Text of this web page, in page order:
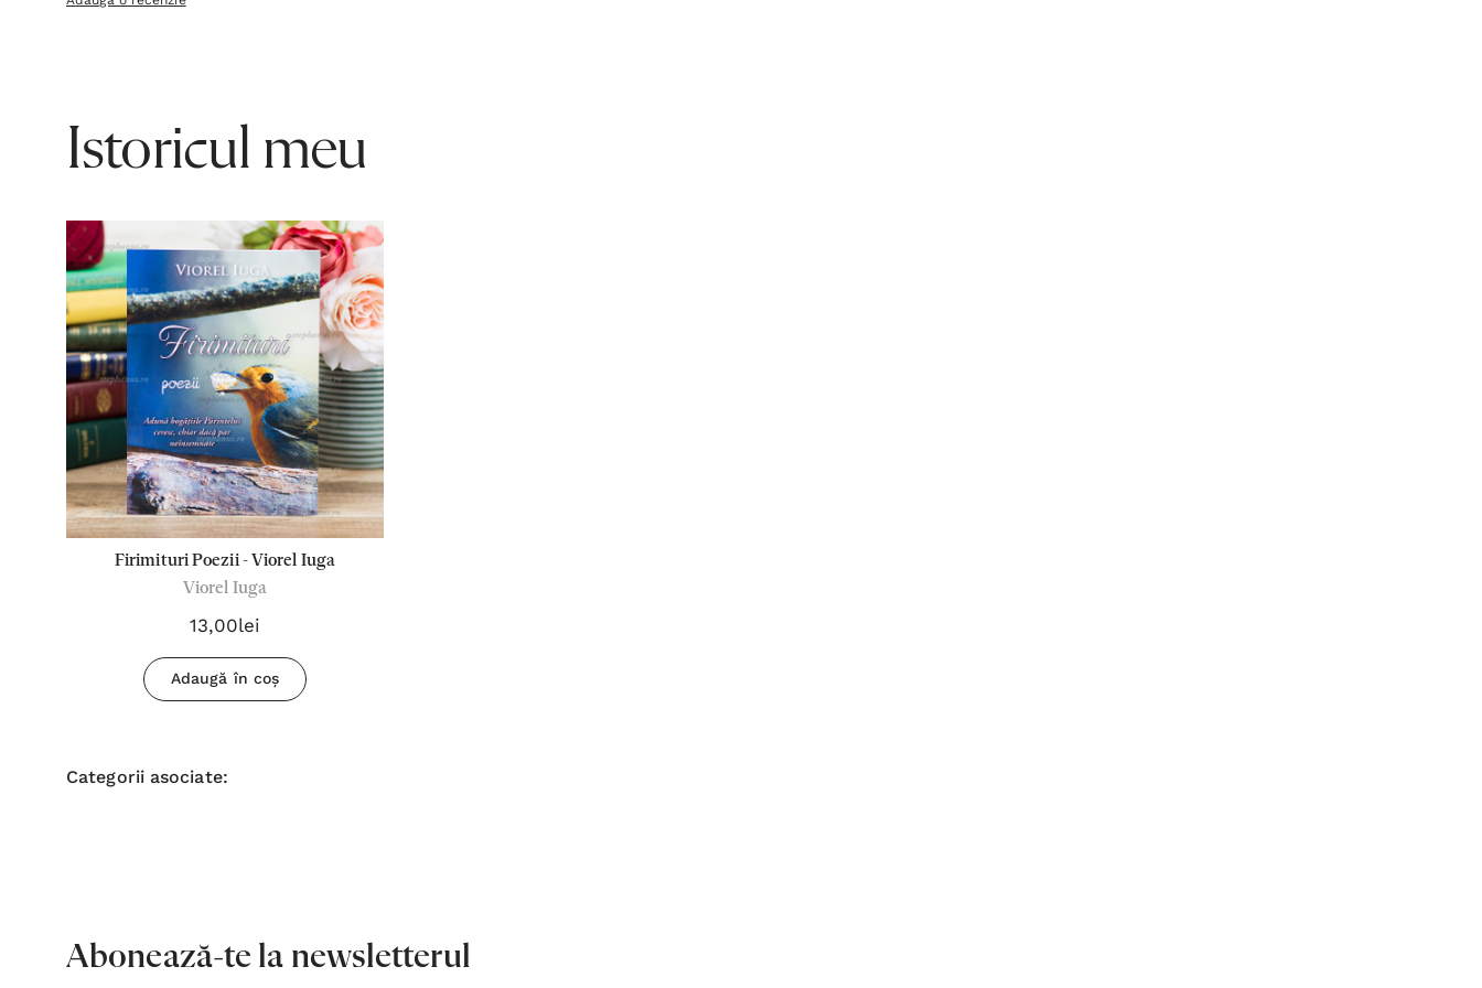
Istoricul meu
Firimituri Poezii - Viorel Iuga
Viorel Iuga
13,00lei
Adaugă în coș
Categorii asociate:
Abonează-te la newsletterul